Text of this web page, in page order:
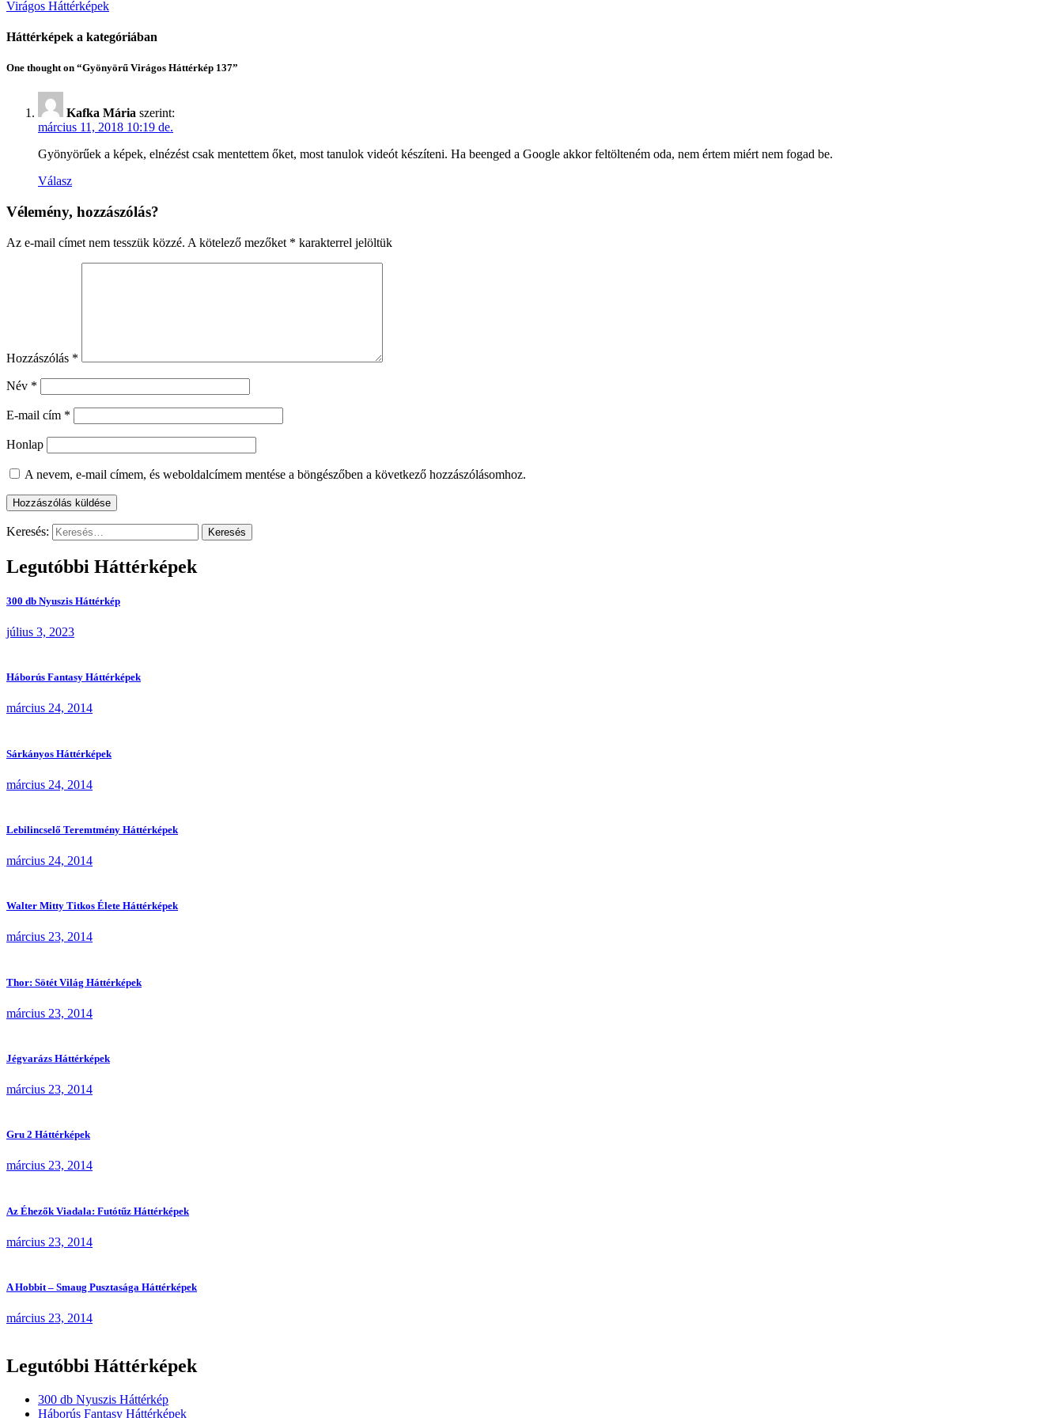
Virágos Háttérképek
Háttérképek a kategóriában
One thought on “Gyönyörű Virágos Háttérkép 137”
Kafka Mária szerint:
március 11, 2018 10:19 de.
Gyönyörűek a képek, elnézést csak mentettem őket, most tanulok videót készíteni. Ha beenged a Google akkor feltölteném oda, nem értem miért nem fogad be.
Válasz
Vélemény, hozzászólás?
Az e-mail címet nem tesszük közzé. A kötelező mezőket * karakterrel jelöltük
Hozzászólás *
Név *
E-mail cím *
Honlap
A nevem, e-mail címem, és weboldalcímem mentése a böngészőben a következő hozzászólásomhoz.
Keresés:
Legutóbbi Háttérképek
300 db Nyuszis Háttérkép
július 3, 2023
Háborús Fantasy Háttérképek
március 24, 2014
Sárkányos Háttérképek
március 24, 2014
Lebilincselő Teremtmény Háttérképek
március 24, 2014
Walter Mitty Titkos Élete Háttérképek
március 23, 2014
Thor: Sötét Világ Háttérképek
március 23, 2014
Jégvarázs Háttérképek
március 23, 2014
Gru 2 Háttérképek
március 23, 2014
Az Éhezők Viadala: Futótűz Háttérképek
március 23, 2014
A Hobbit – Smaug Pusztasága Háttérképek
március 23, 2014
Legutóbbi Háttérképek
300 db Nyuszis Háttérkép
Háborús Fantasy Háttérképek